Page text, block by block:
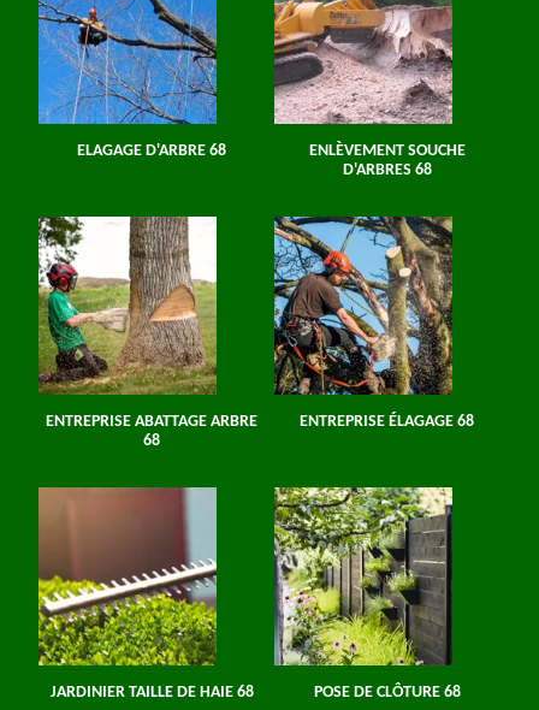
ELAGAGE D'ARBRE 68
ENLÈVEMENT SOUCHE
D'ARBRES 68
ENTREPRISE ABATTAGE ARBRE
68
ENTREPRISE ÉLAGAGE 68
JARDINIER TAILLE DE HAIE 68 POSE DE CLÔTURE 68